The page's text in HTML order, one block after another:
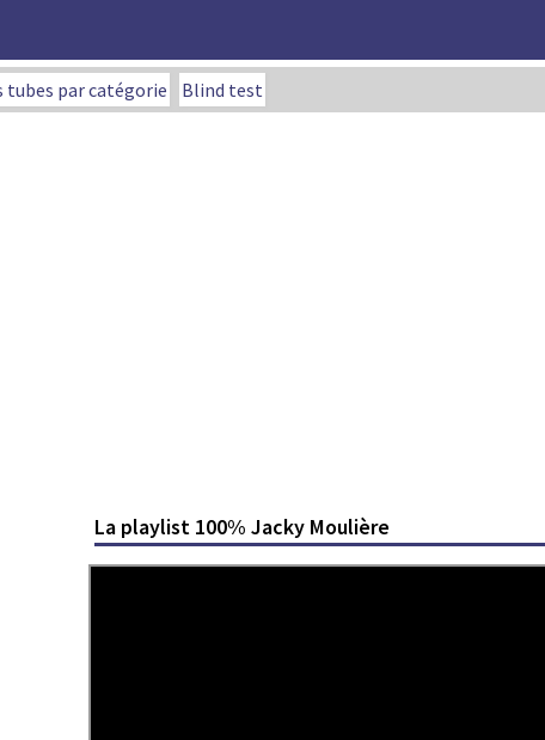
tubes par catégorie Blind test
La playlist 100% Jacky Moulière